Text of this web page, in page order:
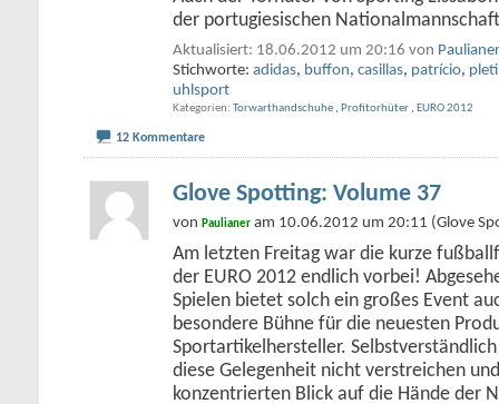
der portugiesischen
Aktualisiert: 18.06.2012 um 20:16 von Paulianer
Stichworte: adidas, buffon, casillas, patrício,
uhlsport
Kategorien Torwarthandschuhe , Profitorhüter , EURO 2012
12 Kommentare
Glove Spotting: Volume 37
von Paulianer am 10.06.2012 um 20:11 (Glove
Am letzten Freitag war die kurze
der EURO 2012 endlich vorbei!
Spielen bietet solch ein großes Event
besondere Bühne für die neuesten
Sportartikelhersteller.
diese Gelegenheit nicht verstreichen
konzentrierten Blick auf die Hände der